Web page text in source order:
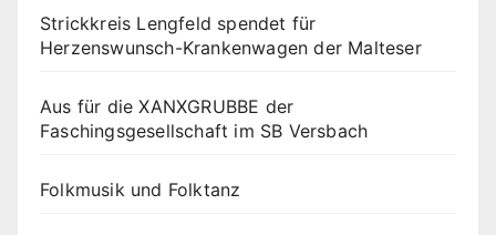
Strickkreis Lengfeld spendet für
Herzenswunsch-Krankenwagen der Malteser
Aus für die XANXGRUBBE der
Faschingsgesellschaft im SB Versbach
Folkmusik und Folktanz